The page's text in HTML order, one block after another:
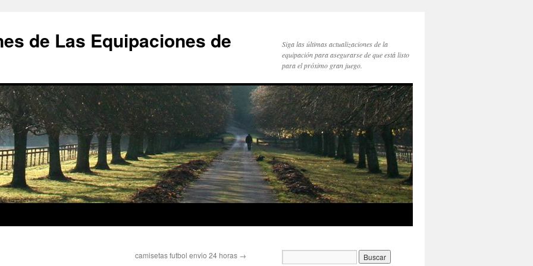
de Las Equipaciones de
Siga las últimas actualizaciones de la
equipación para asegurarse de que está listo
para el próximo gran juego.
camisetas futbol envio 24 horas →